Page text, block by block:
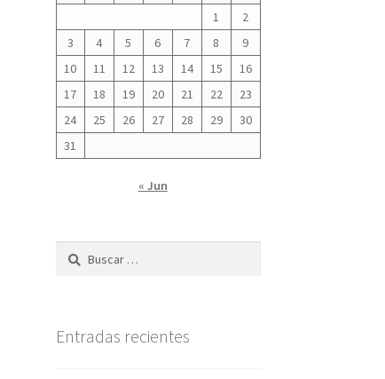
1
2
3
4 5 6 7 8
9
10
11 12 13 14 15
16
17
18 19 20 21 22
23
24
25 26 27 28 29
30
31
« Jun
Buscar:
Entradas recientes